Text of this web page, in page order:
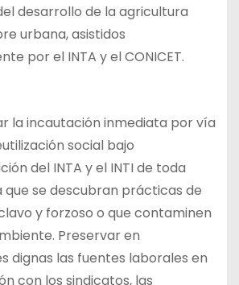
desarrollo de la agricultura
urbana, asistidos
por el INTA y el CONICET.
la incautación inmediata por vía
social bajo
del INTA y el INTI de toda
que se descubran prácticas de
y forzoso o que contaminen
Preservar en
dignas las fuentes laborales en
con los sindicatos, las